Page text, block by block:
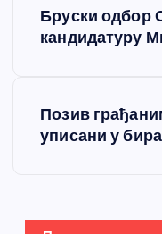
њ
Бруски одбор
кандидатуру
Позив
уписани у